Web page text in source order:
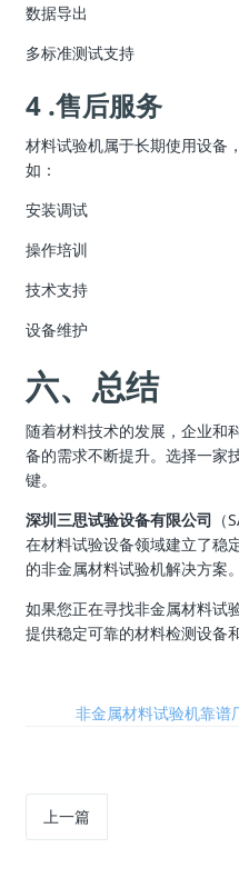
数据导出
多标准测试支持
4 .售后服务
材料试验机属于长期使用设备
如：
安装调试
操作培训
技术支持
设备维护
六、总结
随着材料技术的发展，企业和
备的需求不断提升。选择一家
键。
深圳三思试验设备有限公司
在材料试验设备领域建立了稳
的非金属材料试验机解决方案。
如果您正在寻找非金属材料试
提供稳定可靠的材料检测设备
非金属材料试验机靠谱
上一篇